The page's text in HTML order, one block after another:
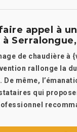
appel à
de chaudière à
rallonge la
De même,
qui